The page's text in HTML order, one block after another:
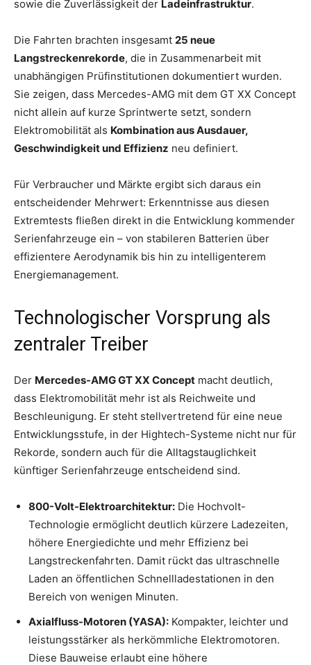
sowie die Zuverlässigkeit der Ladeinfrastruktur.
Die Fahrten brachten insgesamt 25 neue
Langstreckenrekorde, die in Zusammenarbeit mit
unabhängigen Prüfinstitutionen dokumentiert wurden.
Sie zeigen, dass Mercedes-AMG mit dem GT XX Concept
nicht allein auf kurze Sprintwerte setzt, sondern
Elektromobilität als Kombination aus Ausdauer,
Geschwindigkeit und Effizienz neu definiert.
Für Verbraucher und Märkte ergibt sich daraus ein
entscheidender Mehrwert: Erkenntnisse aus diesen
Extremtests fließen direkt in die Entwicklung kommender
Serienfahrzeuge ein – von stabileren Batterien über
effizientere Aerodynamik bis hin zu intelligenterem
Energiemanagement.
Technologischer Vorsprung als
zentraler Treiber
Der Mercedes-AMG GT XX Concept macht deutlich,
dass Elektromobilität mehr ist als Reichweite und
Beschleunigung. Er steht stellvertretend für eine neue
Entwicklungsstufe, in der Hightech-Systeme nicht nur für
Rekorde, sondern auch für die Alltagstauglichkeit
künftiger Serienfahrzeuge entscheidend sind.
800-Volt-Elektroarchitektur: Die Hochvolt-
Technologie ermöglicht deutlich kürzere Ladezeiten,
höhere Energiedichte und mehr Effizienz bei
Langstreckenfahrten. Damit rückt das ultraschnelle
Laden an öffentlichen Schnellladestationen in den
Bereich von wenigen Minuten.
Axialfluss-Motoren (YASA): Kompakter, leichter und
leistungsstärker als herkömmliche Elektromotoren.
Diese Bauweise erlaubt eine höhere